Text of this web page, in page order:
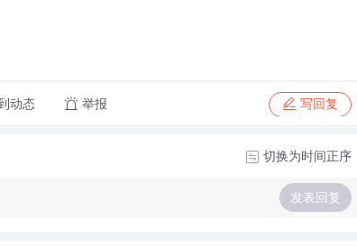
动态 举报 写回复
切换为时间正序
发表回复